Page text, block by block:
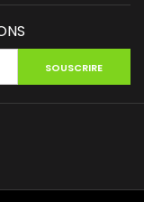
SOUSCRIRE